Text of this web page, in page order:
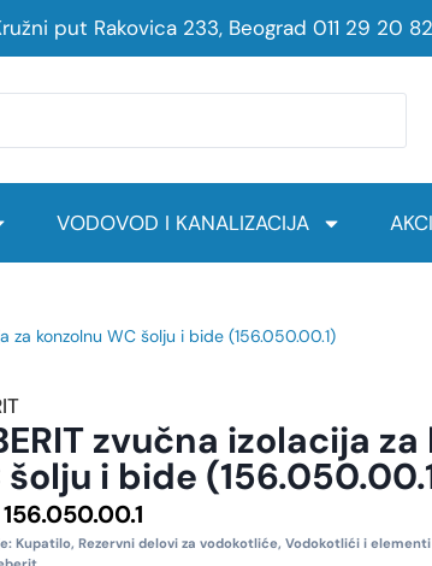
put Rakovica 233, Beograd 011 29 20
VODOVOD I KANALIZACIJA
za konzolnu WC šolju i bide (156.050.00.1)
zvučna izolacija
šolju i bide
156.050.00.1
Kupatilo, Rezervni delovi za vodokotliće, Vodokotlići i elementi